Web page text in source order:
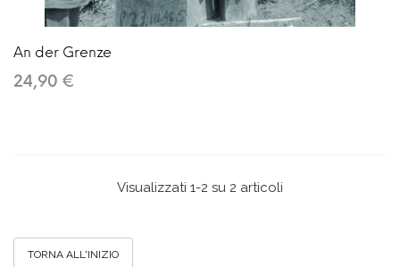
An der Grenze
24,90 €
Visualizzati 1-2 su 2 articoli
TORNA ALL'INIZIO